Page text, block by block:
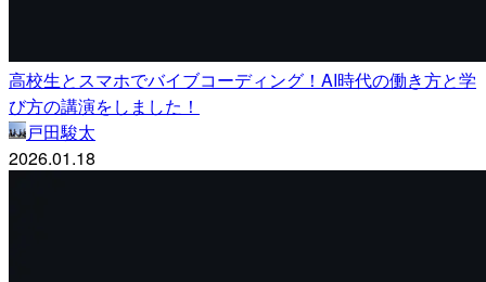
高校生とスマホでバイブコーディング！AI時代の働き方と学
び方の講演をしました！
戸田駿太
2026.01.18